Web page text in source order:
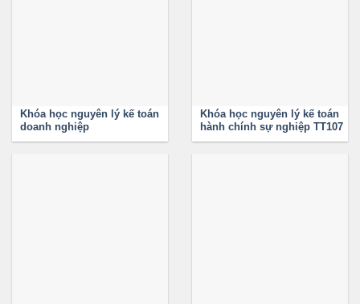
Khóa học nguyên lý kế toán
doanh nghiệp
Khóa học nguyên lý kế toán
hành chính sự nghiệp TT107